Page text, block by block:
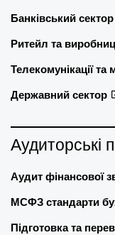
Банківський сектор
Ритейл та
Телекомунікації та
Державний сектор
Аудиторські
Аудит фінансової
МСФЗ стандарти
Підготовка та